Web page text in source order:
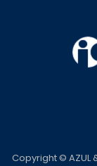
Copyright © AZUL